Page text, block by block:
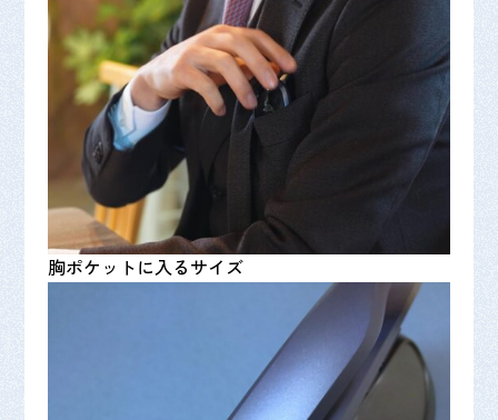
胸ポケットに入るサイズ